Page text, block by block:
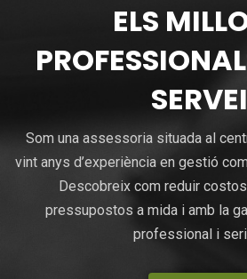
ELS
SERVEI
Som una assessoria situada al
vint anys d’experiència en gestió
Descobreix com reduir
pressupostos a mida i amb la
professional i